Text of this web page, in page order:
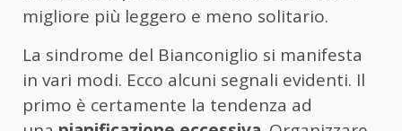
migliore più leggero e meno solitario.
La sindrome del Bianconiglio si manifesta
in vari modi. Ecco alcuni segnali evidenti. Il
primo è certamente la tendenza ad